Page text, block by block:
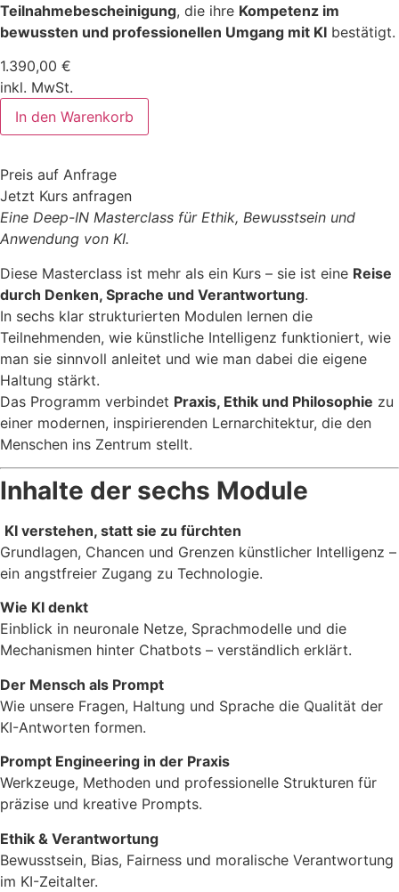
Teilnahmebescheinigung, die ihre Kompetenz im
bewussten und professionellen Umgang mit KI bestätigt.
1.390,00 €
inkl. MwSt.
KI
verstehen.
So
präzise
Fragen
Menge
In den Warenkorb
Preis auf Anfrage
Jetzt Kurs anfragen
Eine Deep-IN Masterclass für Ethik, Bewusstsein und
Anwendung von KI.
Diese Masterclass ist mehr als ein Kurs – sie ist eine Reise
durch Denken, Sprache und Verantwortung.
In sechs klar strukturierten Modulen lernen die
Teilnehmenden, wie künstliche Intelligenz funktioniert, wie
man sie sinnvoll anleitet und wie man dabei die eigene
Haltung stärkt.
Das Programm verbindet Praxis, Ethik und Philosophie zu
einer modernen, inspirierenden Lernarchitektur, die den
Menschen ins Zentrum stellt.
Inhalte der sechs Module
KI verstehen, statt sie zu fürchten
Grundlagen, Chancen und Grenzen künstlicher Intelligenz –
ein angstfreier Zugang zu Technologie.
Wie KI denkt
Einblick in neuronale Netze, Sprachmodelle und die
Mechanismen hinter Chatbots – verständlich erklärt.
Der Mensch als Prompt
Wie unsere Fragen, Haltung und Sprache die Qualität der
KI-Antworten formen.
Prompt Engineering in der Praxis
Werkzeuge, Methoden und professionelle Strukturen für
präzise und kreative Prompts.
Ethik & Verantwortung
Bewusstsein, Bias, Fairness und moralische Verantwortung
im KI-Zeitalter.